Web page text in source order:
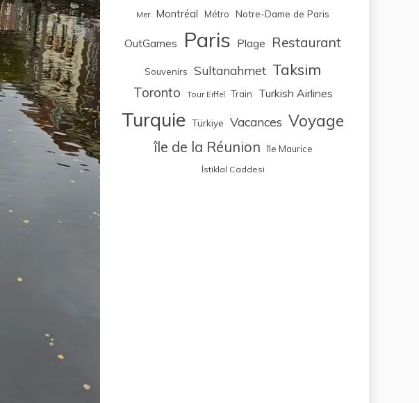
Mer Montréal Métro Notre-Dame de Paris
OutGames Paris Plage Restaurant
Souvenirs Sultanahmet Taksim
Toronto Tour Eiffel Train Turkish Airlines
Turquie Türkiye Vacances Voyage
île de la Réunion île Maurice
İstiklal Caddesi